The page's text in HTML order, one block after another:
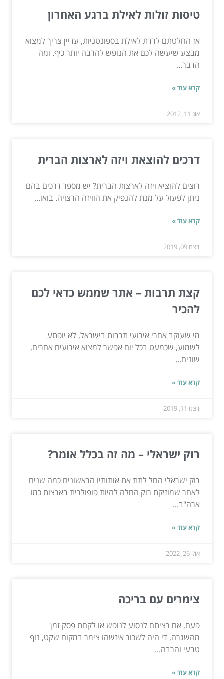
טיסות זולות לאילת ברגע האחרון
אז החלטתם לרדת לאילת בספונטניות, עדיין צריך למצוא
מבצע שיעשה לכם את הנופש להרבה יותר כיף. ומה
הדבר...
קרא עוד »
אוג 11, 2012
דרכים להוצאת ויזה לארצות הברית
רוצים להוציא ויזה לארצות הברית? יש מספר דרכים בהם
ניתן לפעול על מנת להנפיק את הוויזה הרצויה. בואו...
קרא עוד »
דצמ 09, 2019
קצת תרבות – אתר שממש כדאי לכם
להכיר
מי שעוקב אחרי אירועי תרבות בישראל, לא יופתע
לשמוע, שכמעט בכל יום אפשר למצוא אירועים אחרים,
שונים...
קרא עוד »
דצמ 11, 2019
רוק ישראלי – מה זה בכלל אומר?
רוק ישראלי החל לתת את אותותיו הראשונים כמה שנים
לאחר שמוזיקת רוק החלה להיות פופולרית בארצות כמו
ארה"ב...
קרא עוד »
אוק 26, 2022
צימרים עם בריכה
פעם, אם רציתם לנסוע לנופש או לקחת פסק זמן
מהשגרה, די היה לשכור איזשהו צימר במקום שקט, נוף
טבעי והרבה...
קרא עוד »